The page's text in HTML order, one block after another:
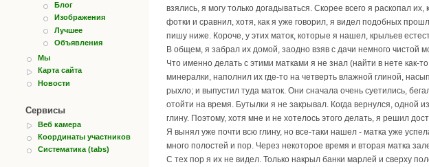
Блог
Изображения
Лучшее
Объявления
Мы
Карта сайта
Новости
Сервисы
Веб камера
Координаты участников
Систематика (tabs)
взялись, я могу только догадываться. Скорее всего я раскопал
фотки и сравнил, хотя, как я уже говорил, я видел подобных
пишу ниже. Короче, у этих маток, которые я нашел, крыльев
В общем, я забрал их домой, заодно взяв с дачи немного чистой
Что именно делать с этими матками я не знал (найти в нете как-
минералки, наполнил их где-то на четверть влажной глиной,
рыхло; и выпустил туда маток. Они сначала очень суетились,
отойти на время. Бутылки я не закрывал. Когда вернулся, одной
глину. Поэтому, хотя мне и не хотелось этого делать, я решил
Я вынял уже почти всю глину, но все-таки нашел - матка уже
много полостей и пор. Через некоторое время и вторая матка
С тех пор я их не видел. Только накрыл банки марлей и сверху